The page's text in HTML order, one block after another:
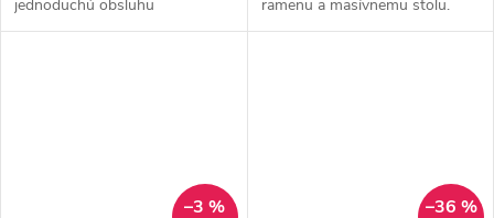
jednoduchú obsluhu
✔️Robustná konštrukcia s
ramenu a masívnemu stolu.
✅ Žiadne poškriabanie ráfkov
–3 % –36 %